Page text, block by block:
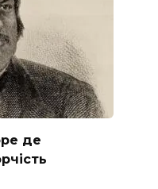
де